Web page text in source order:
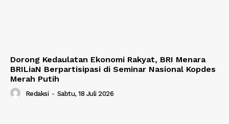
Dorong Kedaulatan Ekonomi Rakyat, BRI Menara
BRILiaN Berpartisipasi di Seminar Nasional Kopdes
Merah Putih
Redaksi - Sabtu, 18 Juli 2026